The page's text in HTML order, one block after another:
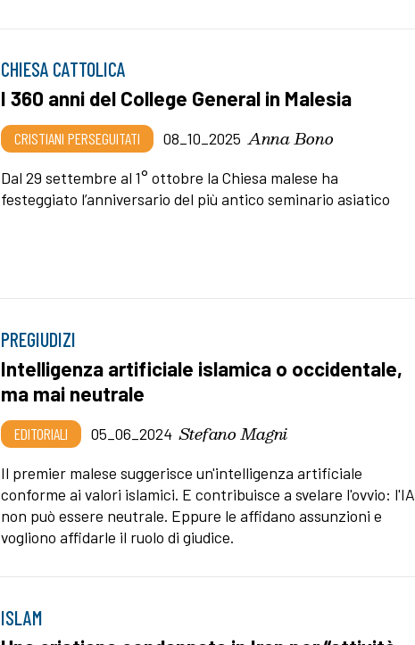
CHIESA CATTOLICA
I 360 anni del College General in Malesia
CRISTIANI PERSEGUITATI 08_10_2025 Anna Bono
Dal 29 settembre al 1° ottobre la Chiesa malese ha
festeggiato l’anniversario del più antico seminario asiatico
PREGIUDIZI
Intelligenza artificiale islamica o occidentale,
ma mai neutrale
EDITORIALI 05_06_2024 Stefano Magni
Il premier malese suggerisce un'intelligenza artificiale
conforme ai valori islamici. E contribuisce a svelare l'ovvio: l'IA
non può essere neutrale. Eppure le affidano assunzioni e
vogliono affidarle il ruolo di giudice.
ISLAM